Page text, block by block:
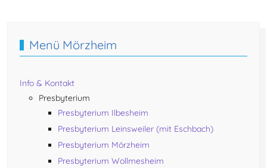
Menü Mörzheim
Info & Kontakt
Presbyterium
Presbyterium Ilbesheim
Presbyterium Leinsweiler (mit Eschbach)
Presbyterium Mörzheim
Presbyterium Wollmesheim